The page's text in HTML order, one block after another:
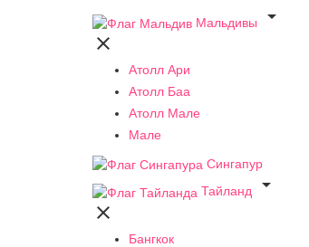
Мальдивы


Атолл Ари
Атолл Баа
Атолл Мале
Мале
Сингапур
Тайланд


Бангкок